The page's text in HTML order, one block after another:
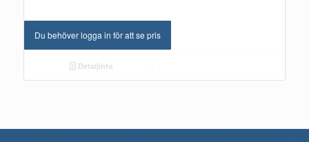
Du behöver logga in för att se pris
Detaljinfo